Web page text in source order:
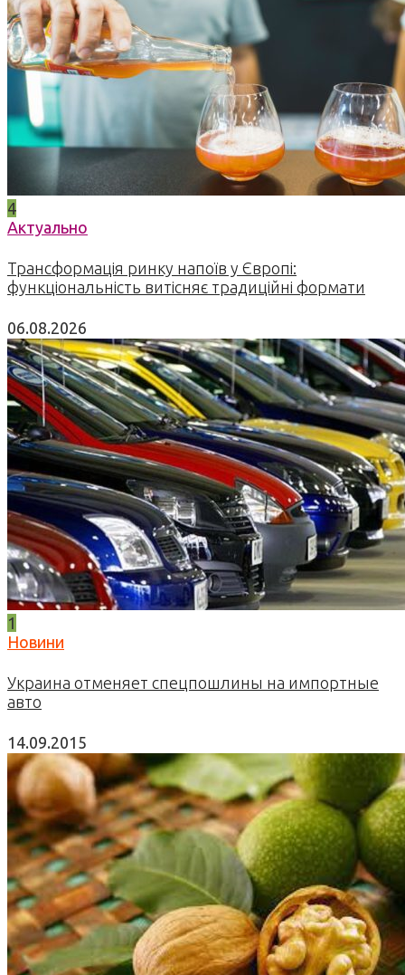
4
Актуально
Трансформація ринку напоїв у Європі:
функціональність витісняє традиційні формати
06.08.2026
1
Новини
Украина отменяет спецпошлины на импортные
авто
14.09.2015